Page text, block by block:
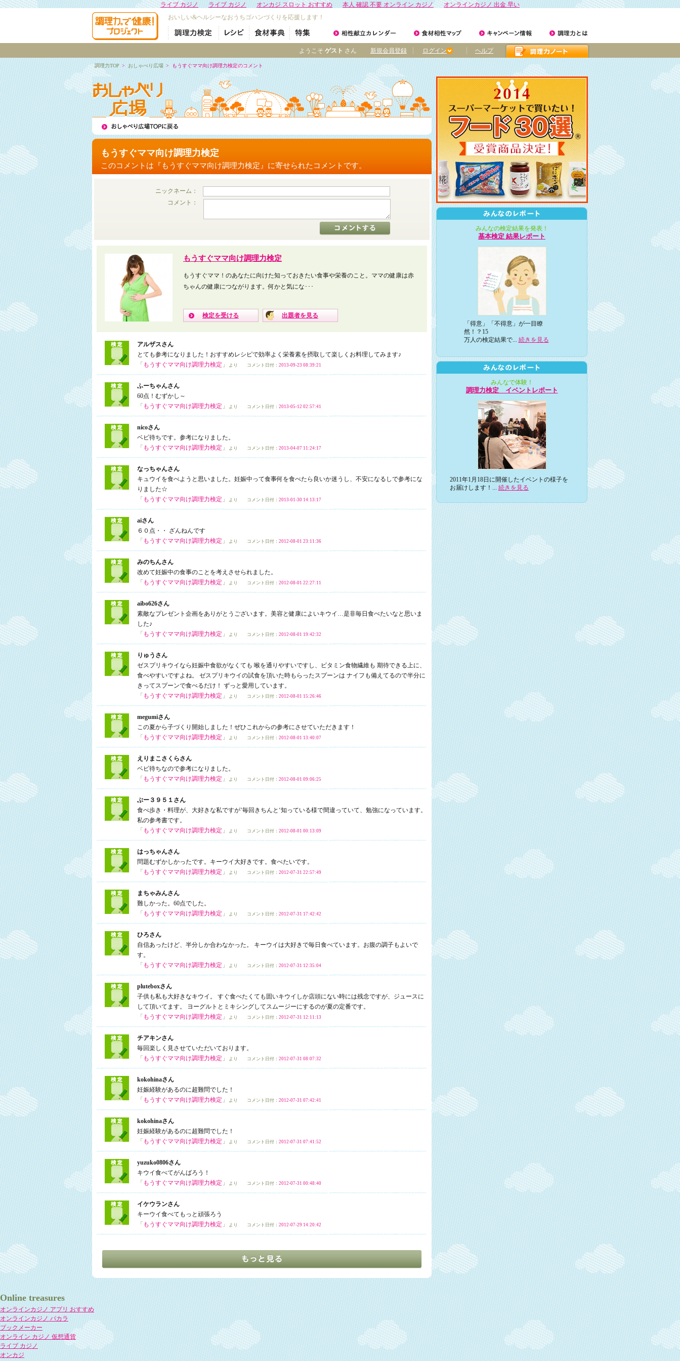
ライブ カジノ ライブ カジノ オンカジ スロット おすすめ 本人 確認 不要 オンライン カジノ
オンラインカジノ 出金 早い
おいしい&ヘルシーなおうちゴハンづくりを応援します！
ヘルプ
ログイン
新規会員登録
ようこそ ゲスト さん
調理力TOP > おしゃべり広場 > もうすぐママ向け調理力検定のコメント
もうすぐママ向け調理力検定
このコメントは『もうすぐママ向け調理力検定』に寄せられたコメントです。
ニックネーム：
コメント：
もうすぐママ向け調理力検定
もうすぐママ！のあなたに向けた知っておきたい食事や栄養のこと。ママの健康は赤
ちゃんの健康につながります。何かと気にな･･･
検定を受ける 出題者を見る
アルザスさん
とても参考になりました！おすすめレシピで効率よく栄養素を摂取して楽しくお料理してみます♪
「 もうすぐママ向け調理力検定 」 より コメント日付： 2013-09-23 08:39:21
ふーちゃんさん
60点！むずかし～
「 もうすぐママ向け調理力検定 」 より コメント日付： 2013-05-12 02:57:41
nicoさん
ベビ待ちです。参考になりました。
「 もうすぐママ向け調理力検定 」 より コメント日付： 2013-04-07 11:24:17
なっちゃんさん
キュウイを食べようと思いました。妊娠中って食事何を食べたら良いか迷うし、不安になるしで参考にな
りました☆
「 もうすぐママ向け調理力検定 」 より コメント日付： 2013-01-30 14:13:17
aiさん
６０点・・ ざんねんです
「 もうすぐママ向け調理力検定 」 より コメント日付： 2012-08-01 23:11:36
みのちんさん
改めて妊娠中の食事のことを考えさせられました。
「 もうすぐママ向け調理力検定 」 より コメント日付： 2012-08-01 22:27:11
aibo626さん
素敵なプレゼント企画をありがとうございます。美容と健康によいキウイ…是非毎日食べたいなと思いま
した♪
「 もうすぐママ向け調理力検定 」 より コメント日付： 2012-08-01 19:42:32
りゅうさん
ゼスプリキウイなら妊娠中食欲がなくても 喉を通りやすいですし、ビタミン食物繊維も 期待できる上に、
食べやすいですよね。 ゼスプリキウイの試食を頂いた時もらったスプーンは ナイフも備えてるので半分に
きってスプーンで食べるだけ！ ずっと愛用しています。
「 もうすぐママ向け調理力検定 」 より コメント日付： 2012-08-01 15:26:46
megumiさん
この夏から子づくり開始しました！ぜひこれからの参考にさせていただきます！
「 もうすぐママ向け調理力検定 」 より コメント日付： 2012-08-01 13:40:07
えりまこさくらさん
ベビ待ちなので参考になりました。
「 もうすぐママ向け調理力検定 」 より コメント日付： 2012-08-01 09:06:25
ぶー３９５１さん
食べ歩き・料理が、大好きな私ですが‘毎回きちんと‘知っている様で間違っていて、勉強になっています。
私の参考書です。
「 もうすぐママ向け調理力検定 」 より コメント日付： 2012-08-01 00:13:09
はっちゃんさん
問題むずかしかったです。キーウイ大好きです。食べたいです。
「 もうすぐママ向け調理力検定 」 より コメント日付： 2012-07-31 22:57:49
まちゃみんさん
難しかった。60点でした。
「 もうすぐママ向け調理力検定 」 より コメント日付： 2012-07-31 17:42:42
ひろさん
自信あったけど、半分しか合わなかった。 キーウイは大好きで毎日食べています。お腹の調子もよいで
す。
「 もうすぐママ向け調理力検定 」 より コメント日付： 2012-07-31 12:35:04
pluteboxさん
子供も私も大好きなキウイ。 すぐ食べたくても固いキウイしか店頭にない時には残念ですが、ジュースに
して頂いてます。 ヨーグルトとミキシングしてスムージーにするのが夏の定番です。
「 もうすぐママ向け調理力検定 」 より コメント日付： 2012-07-31 12:11:13
チアキンさん
毎回楽しく見させていただいております。
「 もうすぐママ向け調理力検定 」 より コメント日付： 2012-07-31 08:07:32
kokohinaさん
妊娠経験があるのに超難問でした！
「 もうすぐママ向け調理力検定 」 より コメント日付： 2012-07-31 07:42:41
kokohinaさん
妊娠経験があるのに超難問でした！
「 もうすぐママ向け調理力検定 」 より コメント日付： 2012-07-31 07:41:52
yuzuko0806さん
キウイ食べてがんばろう！
「 もうすぐママ向け調理力検定 」 より コメント日付： 2012-07-31 00:48:40
イケウランさん
キーウイ食べてもっと頑張ろう
「 もうすぐママ向け調理力検定 」 より コメント日付： 2012-07-29 14:20:42
みんなの検定結果を発表！
基本検定 結果レポート
「得意」「不得意」が一目瞭
然！？15
万人の検定結果で... 続きを見る
みんなで体験！
調理力検定 イベントレポート
2011年1月18日に開催したイベントの様子を
お届けします！... 続きを見る
Online treasures
オンラインカジノ アプリ おすすめ
オンラインカジノ バカラ
ブックメーカー
オンライン カジノ 仮想通貨
ライブ カジノ
オンカジ